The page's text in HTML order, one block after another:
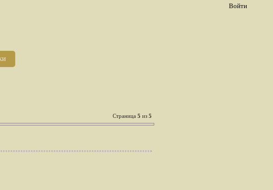
Войти
Страница 5 из 5